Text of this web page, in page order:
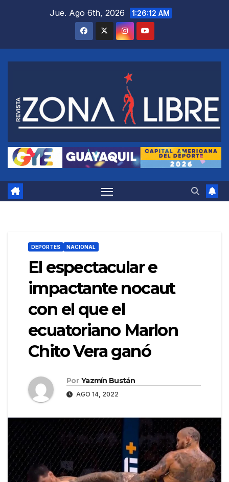
Jue. Ago 6th, 2026 1:26:13 AM
DEPORTES NACIONAL
El espectacular e
impactante nocaut
con el que el
ecuatoriano Marlon
Chito Vera ganó
Por Yazmín Bustán
AGO 14, 2022